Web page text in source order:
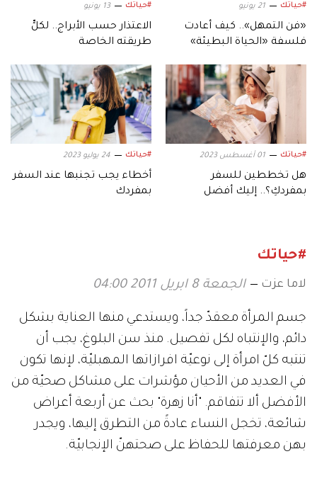
#حياتك 21 يونيو
«فن التمهل».. كيف أعادت
فلسفة «الحياة البطيئة»
#حياتك 13 يونيو
الاعتذار حسب الأبراج.. لكلٍّ
طريقته الخاصة
#حياتك 01 أغسطس 2023
هل تخططين للسفر
بمفردكِ؟.. إليك أفضل
#حياتك 24 يوليو 2023
أخطاء يجب تجنبها عند السفر
بمفردك
#حياتك
لاما عزت الجمعة 8 ابريل 2011 04:00
جسم المرأة معقدّ جداً، ويستدعي منها العناية بشكل
دائم، والإنتباه لكل تفصيل. منذ سن البلوغ، يجب أن
تنتبه كلّ امرأة إلى نوعيّة افرازاتها المهبليّة، لإنها تكون
في العديد من الأحيان مؤشرات على مشاكل صحيّة من
الأفضل ألا تتفاقم. "أنا زهرة" بحث عن أربعة أعراض
شائعة، تخجل النساء عادةً من التطرق إليها، ويجدر
بهن معرفتها للحفاظ على صحتهنّ الإنجابيّة.